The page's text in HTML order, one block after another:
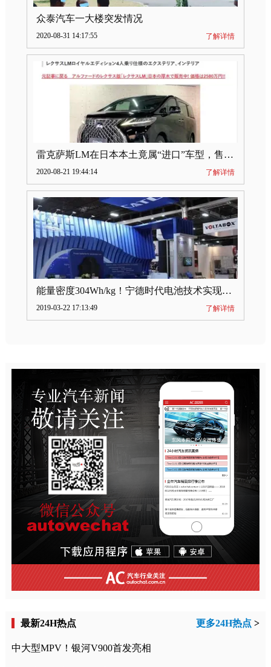
众泰汽车一大楼突发情况
2020-08-31 14:17:55 了解详情
雷克萨斯LM在日本本土竟属“进口”车型，售价2580万日元
2020-08-21 19:44:14 了解详情
能量密度304Wh/kg！宁德时代电池技术实现突破
2019-03-22 17:13:49 了解详情
最新24H热点 更多24H热点 >
中大型MPV！银河V900首发亮相